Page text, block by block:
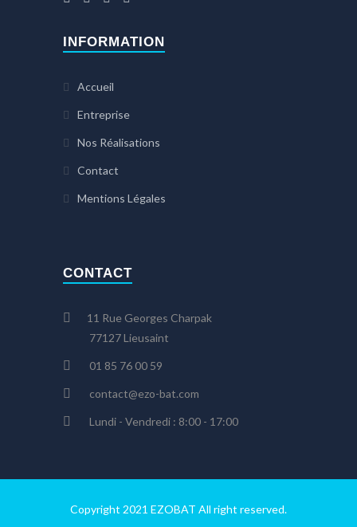
INFORMATION
Accueil
Entreprise
Nos Réalisations
Contact
Mentions Légales
CONTACT
11 Rue Georges Charpak
77127 Lieusaint
01 85 76 00 59
contact@ezo-bat.com
Lundi - Vendredi : 8:00 - 17:00
Copyright 2021 EZOBAT All right reserved.